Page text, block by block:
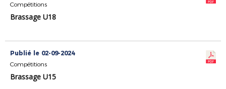
Compétitions
Brassage U18
Publié le 02-09-2024
Compétitions
Brassage U15